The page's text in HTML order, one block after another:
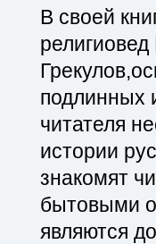
В своей
подлинных
читателя
истории
знакомят
бытовыми
являются